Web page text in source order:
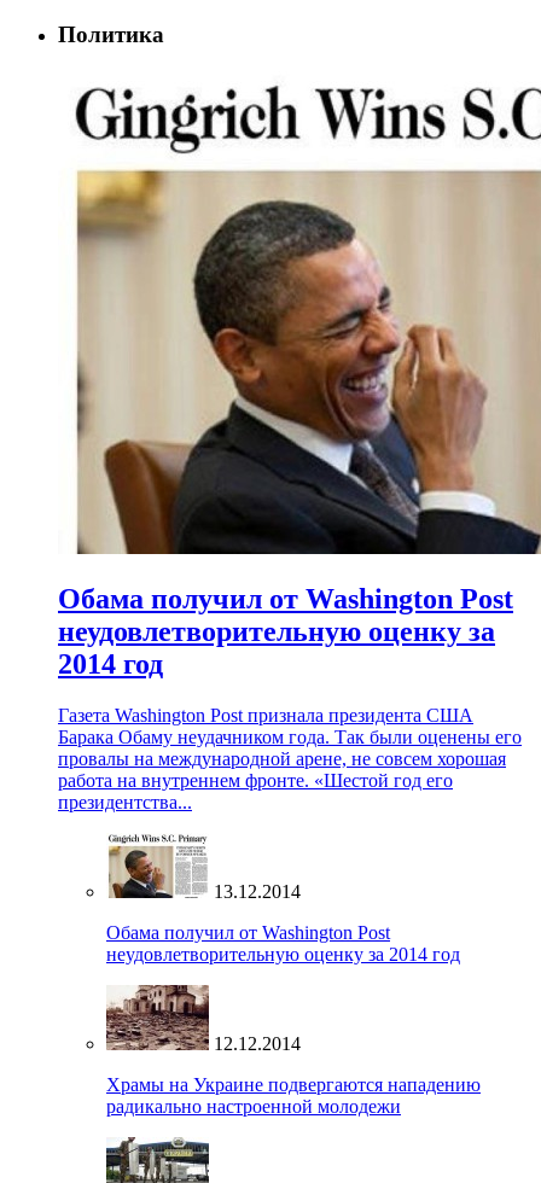
Политика
Обама получил от Washington Post
неудовлетворительную оценку за
2014 год
Газета Washington Post признала президента США
Барака Обаму неудачником года. Так были оценены его
провалы на международной арене, не совсем хорошая
работа на внутреннем фронте. «Шестой год его
президентства...
13.12.2014
Обама получил от Washington Post
неудовлетворительную оценку за 2014 год
12.12.2014
Храмы на Украине подвергаются нападению
радикально настроенной молодежи